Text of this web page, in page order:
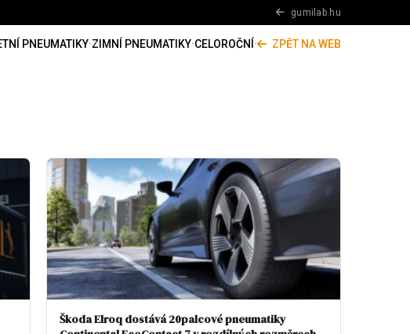
gumilab.hu
PNEUMATIKY·ZIMNÍ PNEUMATIKY·CELOROČNÍ · ZPĚT NA WEB
Škoda Elroq dostává 20palcové pneumatiky